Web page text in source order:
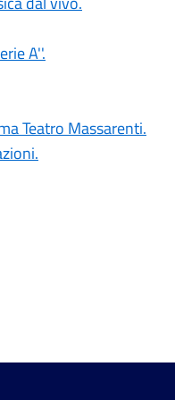
A''.
Teatro Massarenti.